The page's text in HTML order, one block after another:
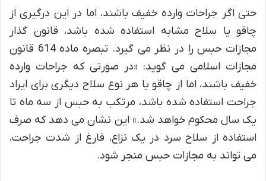
حتی اگر جراحات وارده خفیف باشند، اما در این درگیری از
چاقو یا سلاح مشابه استفاده شده باشد، قانون گذار
مجازات حبس را در نظر می گیرد. تبصره ماده 614 قانون
مجازات اسلامی می گوید: «در صورتی که جراحات وارده
خفیف باشند، اما از چاقو یا هر نوع سلاح دیگری برای ایراد
جراحت استفاده شده باشد، مرتکب به حبس از سه ماه تا
یک سال محکوم خواهد شد.» این نشان می دهد که صرف
استفاده از سلاح سرد در یک نزاع، فارغ از شدت جراحت،
می تواند به مجازات حبس منجر شود.